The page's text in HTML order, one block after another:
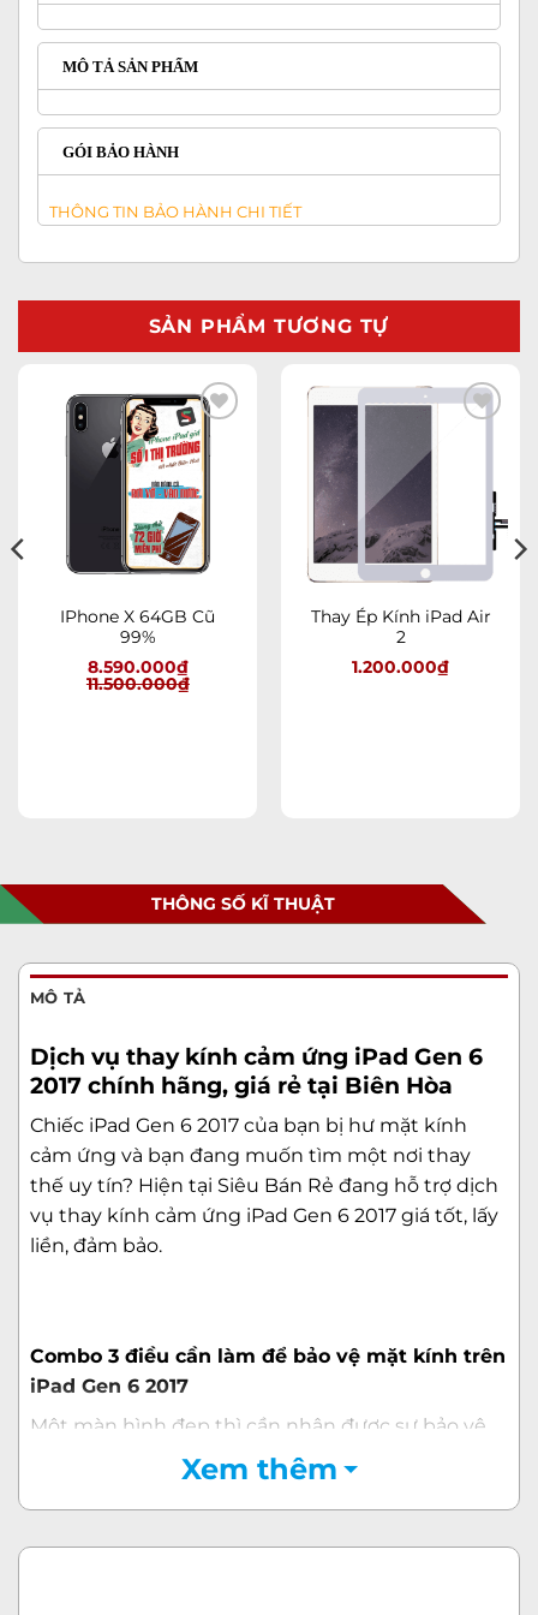
MÔ TẢ SẢN PHẨM
GÓI BẢO HÀNH
THÔNG TIN BẢO HÀNH CHI TIẾT
SẢN PHẨM TƯƠNG TỰ
Add to
wishlist
IPhone X 64GB Cũ
99%
8.590.000₫
11.500.000₫
Thay Ép Kính iPad Air
2
1.200.000₫
THÔNG SỐ KĨ THUẬT
MÔ TẢ
Dịch vụ thay kính cảm ứng iPad Gen 6
2017 chính hãng, giá rẻ tại Biên Hòa
Chiếc iPad Gen 6 2017 của bạn bị hư mặt kính
cảm ứng và bạn đang muốn tìm một nơi thay
thế uy tín? Hiện tại Siêu Bán Rẻ đang hỗ trợ dịch
vụ thay kính cảm ứng iPad Gen 6 2017 giá tốt, lấy
liền, đảm bảo.
Combo 3 điều cần làm để bảo vệ mặt kính trên
iPad Gen 6 2017
Một màn hình đẹp thì cần nhận được sự bảo vệ,
nâng niu từ người dùng. Điều này càng cần thiết,
vì màn hình, cụ thể hơn là mặt kính luôn là bộ
phận bị tác động cũng như thao tác nhiều nhất
trên những thiết bị điện tử.
Xem thêm